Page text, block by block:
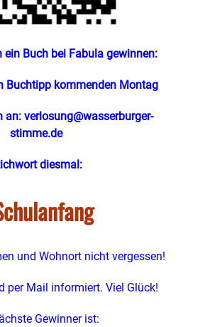
ein Buch bei Fabula gewinnen:
Buchtipp kommenden Montag
an:verlosung@wasserburger-
stimme.de
diesmal:
und Wohnort nicht vergessen!
per Mail informiert. Viel Glück!
Gewinner ist: